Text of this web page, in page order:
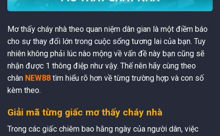
Mơ thấy cháy nhà theo quan niệm dân gian là một điềm báo
cho sự thay đổi lớn trong cuộc sống tương lai của bạn. Tuy
nhiên không phải lúc nào mộng về vấn đề này bạn cũng sẽ
nhận được 1 thông điệp như vậy. Thế nên hãy cùng theo
chân NEW88 tìm hiểu rõ hơn về từng trường hợp và con số
kèm theo.
Giải mã từng giấc mơ thấy cháy nhà
Trong các giấc chiêm bao hằng ngày của người dân, việc